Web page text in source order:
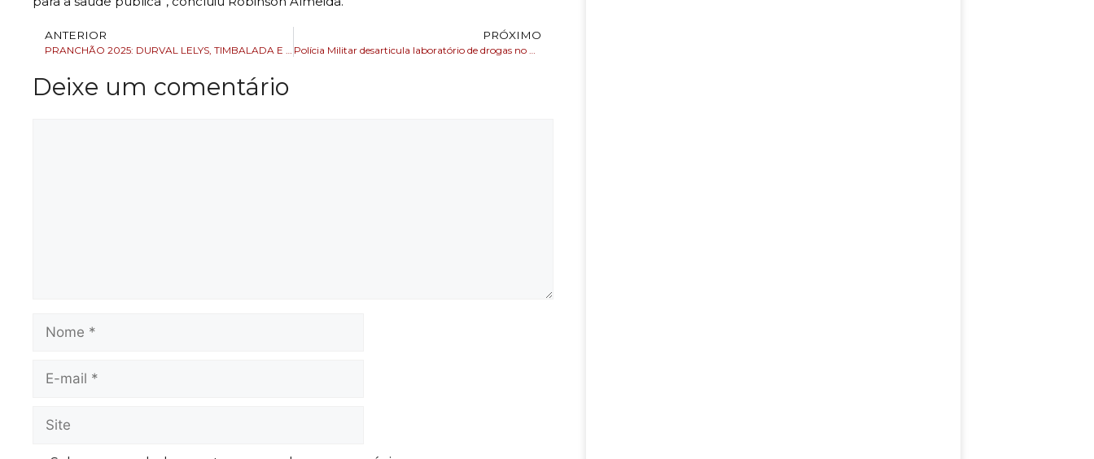
ANTERIOR
PRANCHÃO 2025: DURVAL LELYS, TIMBALADA E FILHOS DE JORGE TRAS PRÉ-CARNAVAL PARA ARENA FONTE NOVA
PRÓXIMO
Polícia Militar desarticula laboratório de drogas no Uruguai
Deixe um comentário